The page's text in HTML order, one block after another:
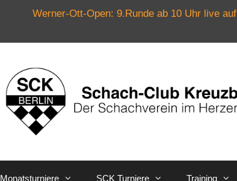
Werner-Ott-Open: 9.Runde ab 10 Uhr live auf
Monatsturniere SCK Turniere Training